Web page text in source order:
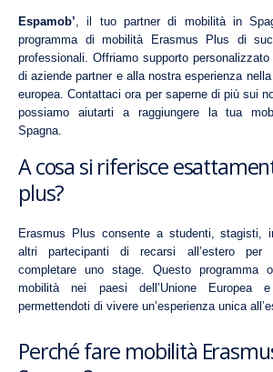
Espamob’, il tuo partner di mobilità in
programma di mobilità Erasmus Plus di
professionali. Offriamo supporto
di aziende partner e alla nostra esperienza
europea. Contattaci ora per saperne di più sui
possiamo aiutarti a raggiungere la tua
Spagna.
A cosa si riferisce
plus?
Erasmus Plus consente a studenti, stagisti,
altri partecipanti di recarsi all’estero per
completare uno stage. Questo programma
mobilità nei paesi dell’Unione Europea
permettendoti di vivere un’esperienza unica
Perché fare mobilità